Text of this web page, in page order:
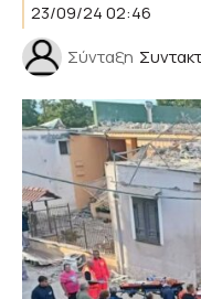
23/09/24 02:46
Σύνταξη